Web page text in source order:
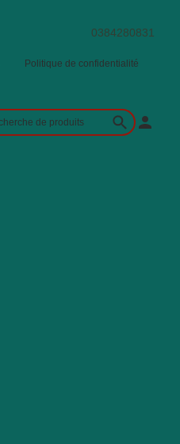
0384280831
Politique de confidentialité